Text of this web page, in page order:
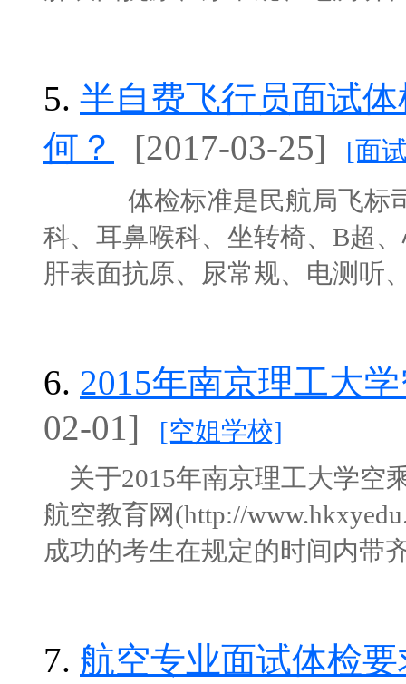
5. 半自费飞行员面试
何？
[2017-03-25]
[面
体检标准是民航局飞标司
科、耳鼻喉科、坐转椅、B超
肝表面抗原、尿常规、电测听
6. 2015年南京理工大
02-01]
[空姐学校]
关于2015年南京理工大学空
航空教育网(http://
成功的考生在规定的时间内带
7. 航空专业面试体检要